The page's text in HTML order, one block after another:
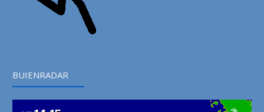
BUIENRADAR